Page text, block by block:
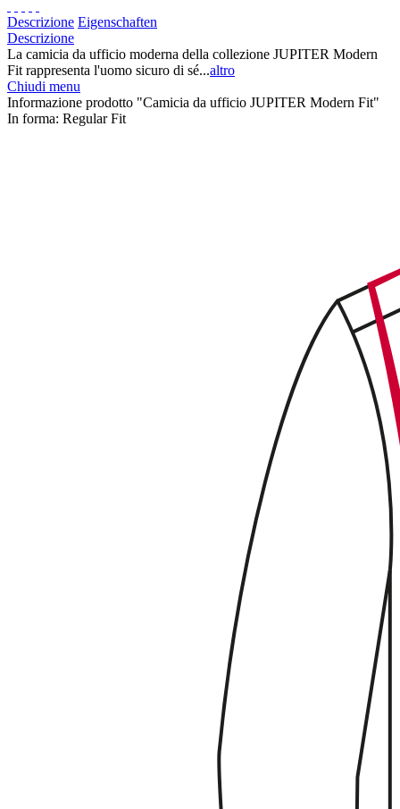
Descrizione Eigenschaften
Descrizione
La camicia da ufficio moderna della collezione JUPITER Modern
Fit rappresenta l'uomo sicuro di sé...altro
Chiudi menu
Informazione prodotto "Camicia da ufficio JUPITER Modern Fit"
In forma: Regular Fit